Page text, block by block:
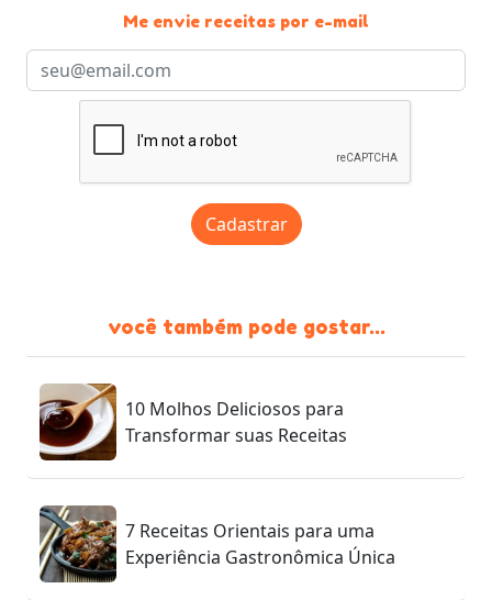
Me envie receitas por e-mail
Cadastrar
você também pode gostar...
10 Molhos Deliciosos para
Transformar suas Receitas
7 Receitas Orientais para uma
Experiência Gastronômica Única